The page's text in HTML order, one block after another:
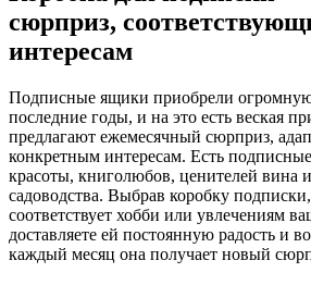
сюрприз,
интересам
Подписные ящики приобрели огромную
последние годы, и на это есть веская
предлагают ежемесячный сюрприз,
конкретным интересам. Есть
красоты, книголюбов, ценителей вина
садоводства. Выбрав коробку
соответствует хобби или увлечениям
доставляете ей постоянную радость и
каждый месяц она получает новый